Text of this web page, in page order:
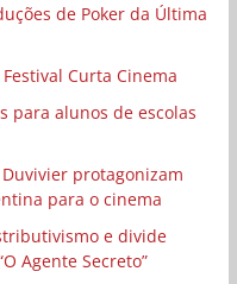
de Poker da Última
Curta Cinema
para alunos de escolas
protagonizam
para o cinema
e divide
Agente Secreto”